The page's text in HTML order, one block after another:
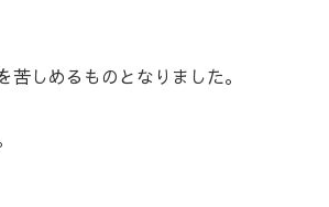
しめるものとなりました。